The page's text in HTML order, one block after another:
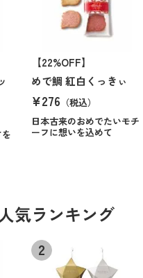
【22%OFF】
めで鯛 紅白くっきぃ
¥276 （税込）
日本古来のおめでたいモチ
ーフに想いを込めて
気ランキング